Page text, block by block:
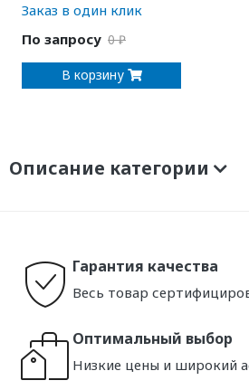
Заказ в один клик
По запросу 0 ₽
В корзину
Описание категории
Гарантия качества
Весь товар
Оптимальный выбор
Низкие цены и широкий